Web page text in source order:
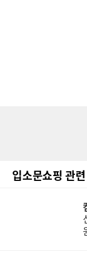
입소문쇼핑 관